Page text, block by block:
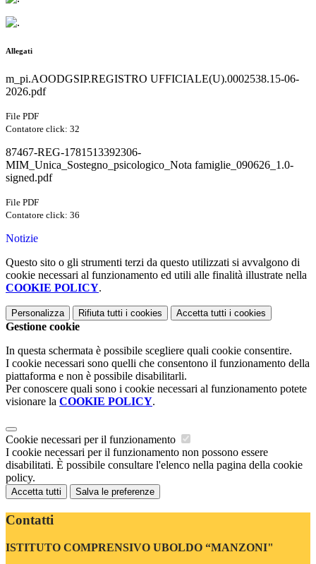
Allegati
m_pi.AOODGSIP.REGISTRO UFFICIALE(U).0002538.15-06-
2026.pdf
File PDF
Contatore click: 32
87467-REG-1781513392306-
MIM_Unica_Sostegno_psicologico_Nota famiglie_090626_1.0-
signed.pdf
File PDF
Contatore click: 36
Notizie
Questo sito o gli strumenti terzi da questo utilizzati si avvalgono di
cookie necessari al funzionamento ed utili alle finalità illustrate nella
COOKIE POLICY.
Personalizza Rifiuta tutti i cookies Accetta tutti i cookies
Gestione cookie
In questa schermata è possibile scegliere quali cookie consentire.
I cookie necessari sono quelli che consentono il funzionamento della
piattaforma e non è possibile disabilitarli.
Per conoscere quali sono i cookie necessari al funzionamento potete
visionare la COOKIE POLICY.
Cookie necessari per il funzionamento
I cookie necessari per il funzionamento non possono essere
disabilitati. È possibile consultare l'elenco nella pagina della cookie
policy.
Accetta tutti Salva le preferenze
Contatti
ISTITUTO COMPRENSIVO UBOLDO “MANZONI"